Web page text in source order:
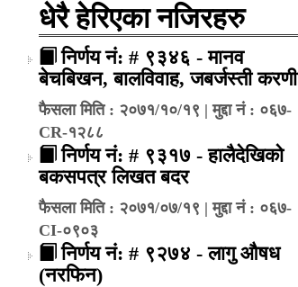
धेरै हेरिएका नजिरहरु
निर्णय नं: # ९३४६ - मानव
बेचबिखन, बालविवाह, जबर्जस्ती करणी
फैसला मिति : २०७१/१०/१९ | मुद्दा नं : ०६७-
CR-१२८८
निर्णय नं: # ९३१७ - हालैदेखिको
बकसपत्र लिखत बदर
फैसला मिति : २०७१/०७/१९ | मुद्दा नं : ०६७-
CI-०९०३
निर्णय नं: # ९२७४ - लागु औषध
(नरफिन)